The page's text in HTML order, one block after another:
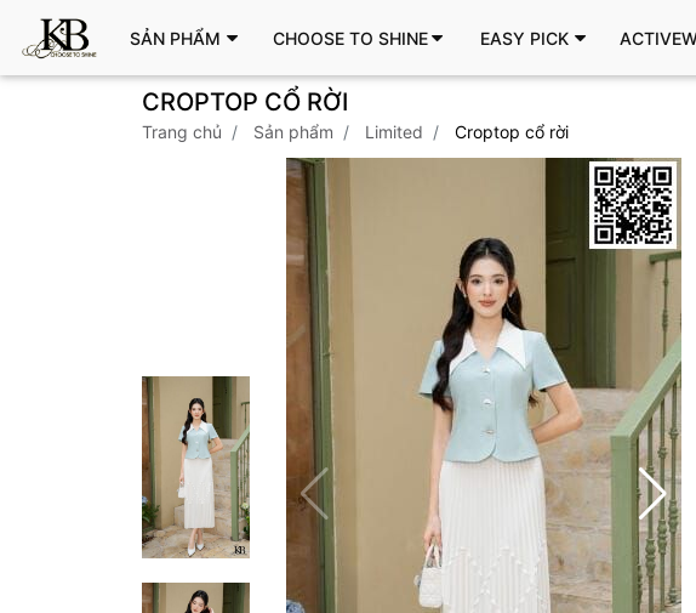
SẢN PHẨM CHOOSE TO SHINE EASY PICK
CROPTOP CỔ RỜI
trang chủ sản phẩm limited croptop cổ rời